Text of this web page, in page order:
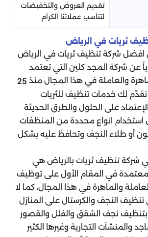
تقديم العروض والتخفيضات
لتناسب عملائنا الكرام
ثريات في الرياض
افضل شركة تنظيف ثريات في الرياض
عن شركة المجد كلين التي تعتمد
والعاملة في هذا المجال منذ 25
لك خدمات تنظيف للثريات
على الحلول والطرق الحديثة
انواع محددة من المنظفات
لون أو طلاء النجف وتحافظ عليه بشكل
في شركة تنظيف ثريات بالرياض هي
في المقام الأول على توظيف
والماهرة في هذا المجال، كما لا
النجف والكرستال على المنازل
نجف الشقق والفلل والقصور
والمنشآت التجارية وغيرها الكثير